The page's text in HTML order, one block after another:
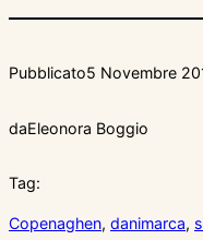
Pubblicato5 Novembre
daEleonora Boggio
Tag:
Copenaghen, danimarca,